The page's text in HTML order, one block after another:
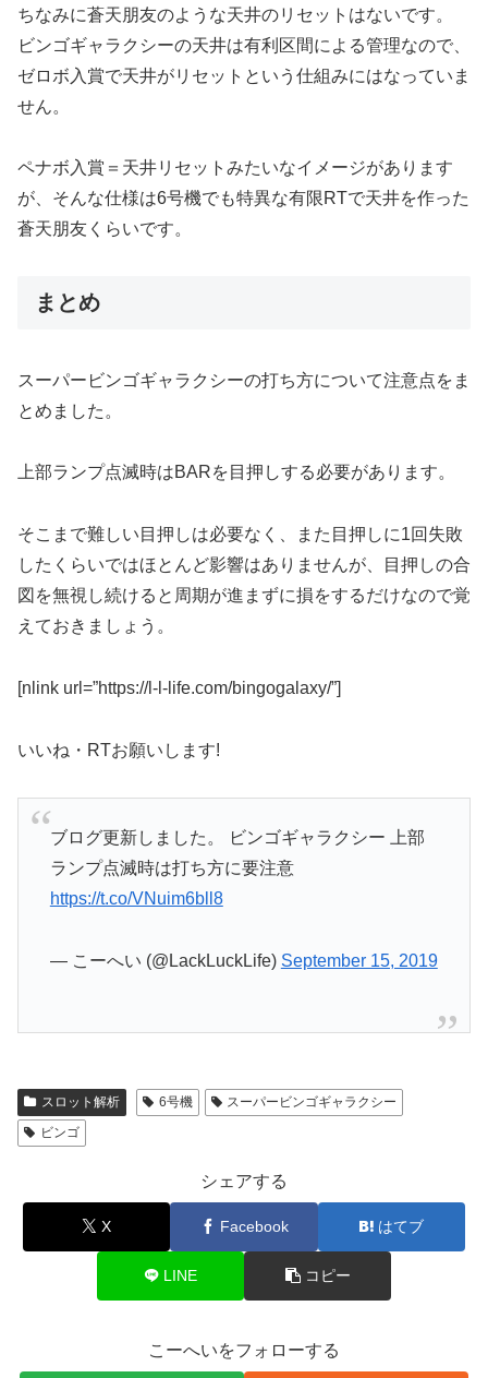
ちなみに蒼天朋友のような天井のリセットはないです。
ビンゴギャラクシーの天井は有利区間による管理なので、
ゼロボ入賞で天井がリセットという仕組みにはなっていま
せん。
ペナボ入賞＝天井リセットみたいなイメージがあります
が、そんな仕様は6号機でも特異な有限RTで天井を作った
蒼天朋友くらいです。
まとめ
スーパービンゴギャラクシーの打ち方について注意点をま
とめました。
上部ランプ点滅時はBARを目押しする必要があります。
そこまで難しい目押しは必要なく、また目押しに1回失敗
したくらいではほとんど影響はありませんが、目押しの合
図を無視し続けると周期が進まずに損をするだけなので覚
えておきましょう。
[nlink url=”https://l-l-life.com/bingogalaxy/”]
いいね・RTお願いします!
ブログ更新しました。 ビンゴギャラクシー 上部
ランプ点滅時は打ち方に要注意
https://t.co/VNuim6bll8
— こーへい (@LackLuckLife) September 15, 2019
スロット解析 6号機
スーパービンゴギャラクシー
ビンゴ
シェアする
X Facebook はてブ
LINE コピー
こーへいをフォローする